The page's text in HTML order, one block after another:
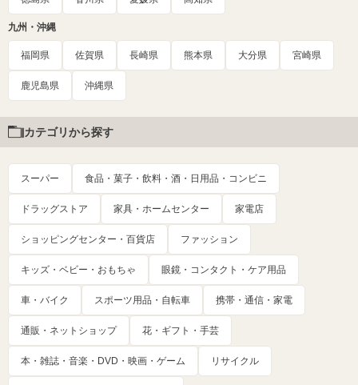
九州・沖縄
福岡県 佐賀県 長崎県 熊本県 大分県 宮崎県
鹿児島県 沖縄県
カテゴリから探す
スーパー 食品・菓子・飲料・酒・日用品・コンビニ
ドラッグストア 家具・ホームセンター 家電店
ショッピングセンター・百貨店 ファッション
キッズ・ベビー・おもちゃ 眼鏡・コンタクト・ケア用品
車・バイク スポーツ用品・自転車 携帯・通信・家電
通販・ネットショップ 花・ギフト・手芸
本・雑誌・音楽・DVD・映画・ゲーム リサイクル